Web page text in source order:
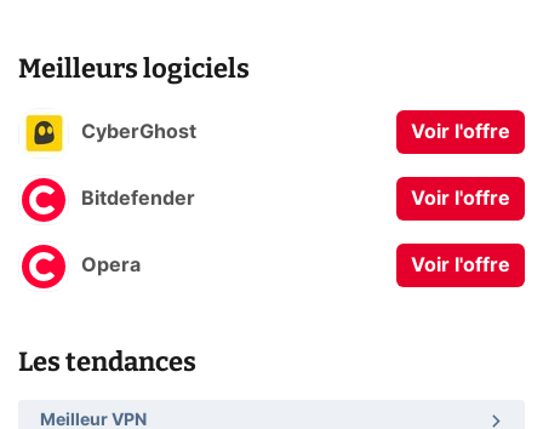
Meilleurs logiciels
CyberGhost Voir l'offre
Bitdefender Voir l'offre
Opera Voir l'offre
Les tendances
Meilleur VPN